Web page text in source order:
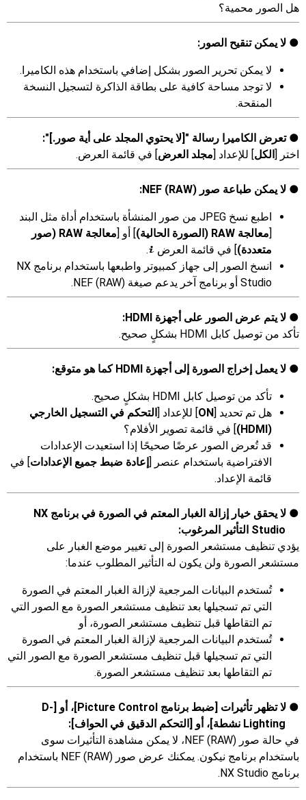
هل الصور محمية؟
لا يمكن تنقيح الصور:
لا يمكن تحرير الصور بشكل إضافي باستخدام هذه الكاميرا.
لا توجد مساحة كافية على بطاقة الذاكرة لتسجيل النسخة
المنقحة.
تعرض الكاميرا رسالة "[لا يحتوي المجلد على أية صور.]":
اختر [الكل] للإعداد [مجلد العرض] في قائمة العرض.
لا يمكن طباعة صور NEF (RAW)‎:
اطبع نسخ JPEG من صور المنشأة باستخدام أداة مثل البند
[معالجة RAW (الصورة الحالية) ] أو [
معالجة RAW (صور
متعددة)] في قائمة العرض i
.
انسخ الصور إلى جهاز كمبيوتر واطبعها باستخدام برنامج NX
Studio أو برنامج آخر يدعم صيغة NEF (RAW)‎.
لا يتم عرض الصور على أجهزة HDMI:
تأكد من توصيل كابل HDMI بشكلٍ صحيح.
لا يعمل إخراج الصورة إلى أجهزة HDMI كما هو متوقع:
تأكد من توصيل كابل HDMI بشكلٍ صحيح.
هل تم تحديد [ON] للإعداد [التحكم في التسجيل الخارجي
(HDMI)
] في قائمة تصوير الأفلام؟
قد تُعرض الصور عرضًا صحيحًا إذا استعيدت الإعدادات
الافتراضية باستخدام عنصر [إعادة ضبط جميع الإعدادات] في
قائمة الإعداد.
لا يحقق خيار إزالة الغبار المعتم في الصورة في برنامج NX
Studio التأثير المرغوب:
يؤدي تنظيف مستشعر الصورة إلى تغيير موضع الغبار على
مستشعر الصورة ولن يكون له التأثير المطلوب عندما:
تُستخدم البيانات المرجعية لإزالة الغبار المعتم في الصورة
التي تم تسجيلها بعد تنظيف مستشعر الصورة مع الصور التي
تم التقاطها قبل تنظيف مستشعر الصورة، أو
تُستخدم البيانات المرجعية لإزالة الغبار المعتم في الصورة
التي تم تسجيلها قبل تنظيف مستشعر الصورة مع الصور التي
تم التقاطها بعد تنظيف مستشعر الصورة.
لا تظهر تأثيرات [ضبط برنامج Picture Control ]، أو [D-
Lighting نشطة
]، أو [التحكم الدقيق في الحواف]:
في حالة صور NEF (RAW)‎، لا يمكن مشاهدة التأثيرات سوى
باستخدام برنامج نيكون. يمكنك عرض صور NEF (RAW)‎ باستخدام
برنامج NX Studio.